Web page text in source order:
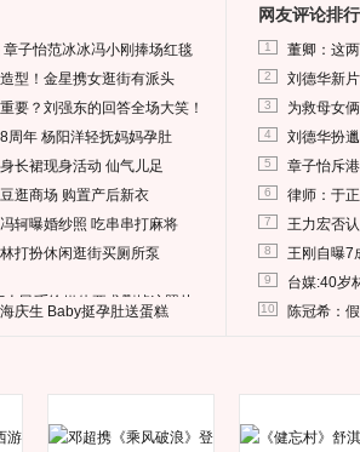
章子怡范冰冰冯小刚捧场红毯
型！金星携女逛街有派头
要？刘强东的回答全场大笑！
周年 杨阳洋轻抚妈妈孕肚
长裙现身活动 仙气儿足
逛商场 购置产后新衣
轲曝婚纱照 吃串串打麻将
打扮休闲逛街买厕所泵
民币给媒体要求删掉这照片
庆生 Baby挺孕肚送蛋糕
网友评论排行
1 董卿：这
2 刘德华新
3 为救母女
4 刘德华扮
5 章子怡斥
6 律师：于
7 王力宏否
8 王刚自曝7
9 台媒:40岁
10 陈冠希：